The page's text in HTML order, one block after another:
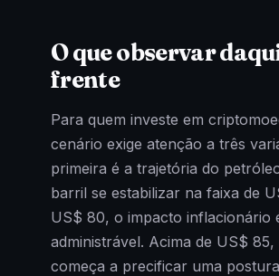
O que observar
frente
Para quem investe em
cenário exige atenção a três
primeira é a trajetória do
barril se estabilizar na faixa de
US$ 80, o impacto inflacionário
administrável. Acima de US$
começa a precificar uma